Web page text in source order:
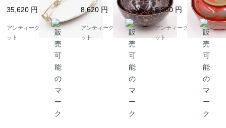
飾り皿 ピンク ローズ
花柄 NORITAKE アー
ルデコ 楕円 オーバル
35,620 円
アンティークブルーパロ
ット
ーク 漆器 和食器 おし
ゃれ レトロモダン シッ
ク
8,620 円
アンティークブルーパロ
ット
和食 漆器の器 日本の美
海の生き物 かわいい
（蛸・エイ・鯛・魚）
9,860 円
アンティークブルーパロ
ット